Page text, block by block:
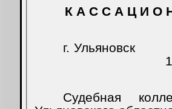
К А С С А Ц И О
г. Ульяновск
Судебная